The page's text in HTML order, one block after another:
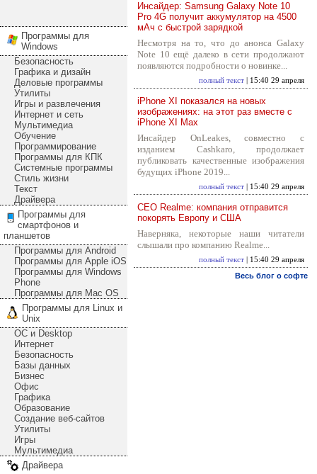
Программы для
Windows
Безопасность
Графика и дизайн
Деловые программы
Утилиты
Игры и развлечения
Интернет и сеть
Мультимедиа
Обучение
Программирование
Программы для КПК
Системные программы
Стиль жизни
Текст
Драйвера
Программы для
смартфонов и
планшетов
Программы для Android
Программы для Apple iOS
Программы для Windows
Phone
Программы для Mac OS
Программы для Linux и
Unix
ОС и Desktop
Интернет
Безопасность
Базы данных
Бизнес
Офис
Графика
Образование
Создание веб-сайтов
Утилиты
Игры
Мультимедиа
Драйвера
Инсайдер: Samsung Galaxy Note 10
Pro 4G получит аккумулятор на 4500
мАч с быстрой зарядкой
Несмотря на то, что до анонса Galaxy
Note 10 ещё далеко в сети продолжают
появляются подробности о новинке...
полный текст | 15:40 29 апреля
iPhone XI показался на новых
изображениях: на этот раз вместе с
iPhone XI Max
Инсайдер OnLeakes, совместно с
изданием Cashkaro, продолжает
публиковать качественные изображения
будущих iPhone 2019...
полный текст | 15:40 29 апреля
CEO Realme: компания отправится
покорять Европу и США
Наверняка, некоторые наши читатели
слышали про компанию Realme...
полный текст | 15:40 29 апреля
Весь блог о софте